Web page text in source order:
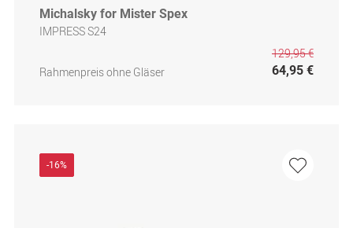
Michalsky for Mister Spex
IMPRESS S24
Rahmenpreis ohne Gläser
129,95 €
64,95 €
-16%